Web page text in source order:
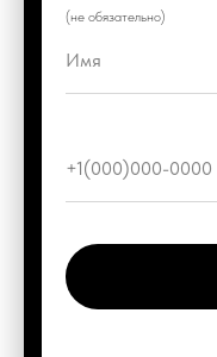
(не обязательно)